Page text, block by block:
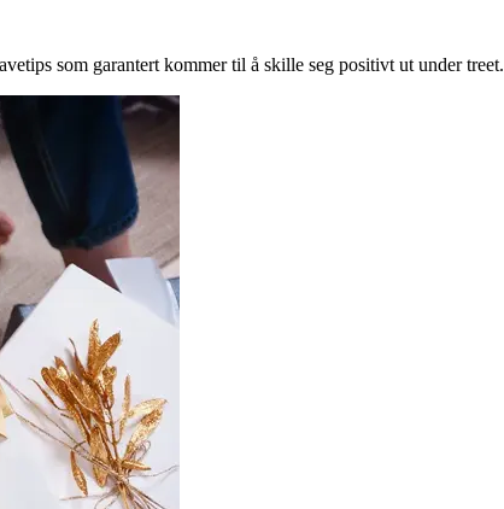
som garantert kommer til å skille seg positivt ut under treet.